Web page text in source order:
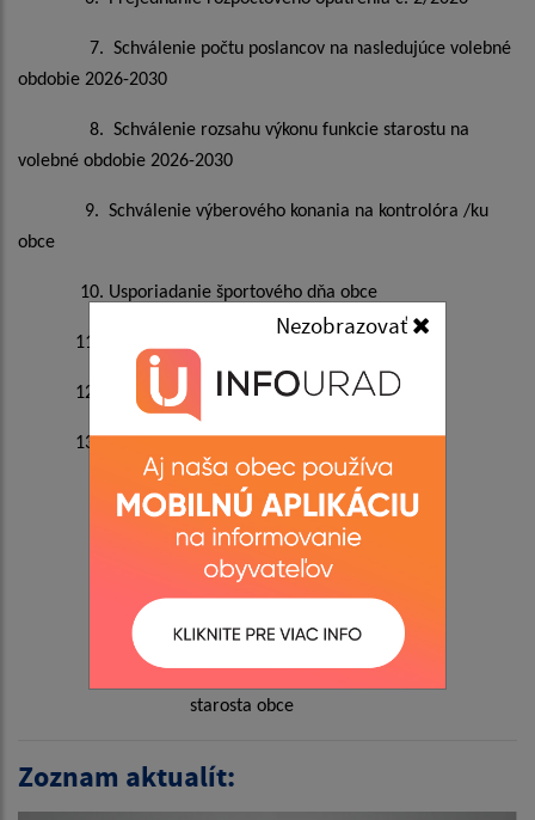
Nezobrazovať
7. Schválenie počtu poslancov na nasledujúce volebné
obdobie 2026-2030
8. Schválenie rozsahu výkonu funkcie starostu na
volebné obdobie 2026-2030
9. Schválenie výberového konania na kontrolóra /ku
obce
10. Usporiadanie športového dňa obce
11. Rôzne - diskusia
12. Návrh na uznesenie
13. Záver
Štefan Trusák
starosta obce
Zoznam aktualít: